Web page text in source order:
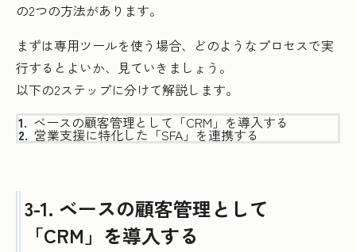
の2つの方法があります。
まずは専用ツールを使う場合、どのようなプロセスで実
行するとよいか、見ていきましょう。
以下の2ステップに分けて解説します。
ベースの顧客管理として「CRM」を導入する
営業支援に特化した「SFA」を連携する
3-1. ベースの顧客管理として
「CRM」を導入する